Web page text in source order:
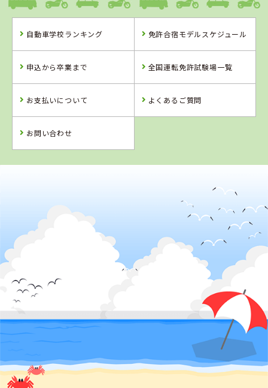
詳 細 予 約
2位
詳 細 予 約
クールかいなん
詳 細
グスクール
詳 細
自動車学校ランキング 免許合宿モデルスケジュール
申込から卒業まで 全国運転免許試験場一覧
お支払いについて よくあるご質問
お問い合わせ